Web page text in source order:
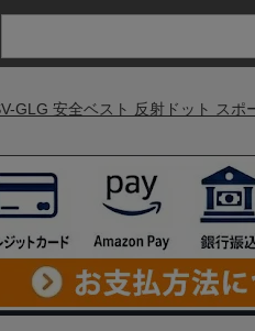
GLG 安全ベスト 反射ドット スポ